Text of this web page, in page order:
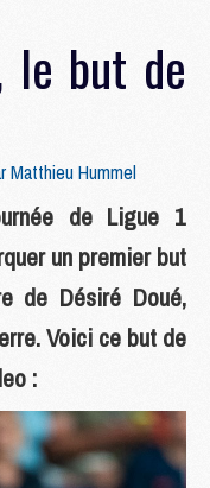
le but de
Matthieu Hummel
de Ligue 1
un premier but
de Désiré Doué,
Voici ce but de
: